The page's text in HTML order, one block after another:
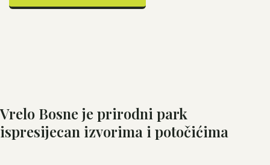
Vrelo Bosne je prirodni park
ispresijecan izvorima i potočićima